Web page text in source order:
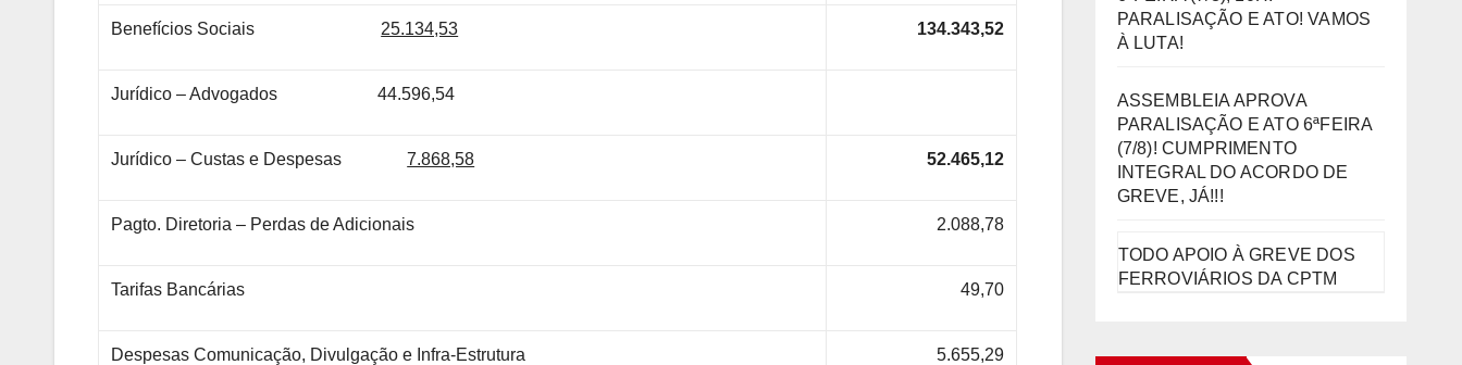
Benefícios Sociais 25.134,53 134.343,52
Jurídico – Advogados 44.596,54
Jurídico – Custas e Despesas7.868,58 52.465,12
Pagto. Diretoria – Perdas de Adicionais 2.088,78
Tarifas Bancárias 49,70
Despesas Comunicação, Divulgação e Infra-Estrutura 5.655,29
PARALISAÇÃO E ATO! VAMOS
À LUTA!
ASSEMBLEIA APROVA
PARALISAÇÃO E ATO 6ªFEIRA
(7/8)! CUMPRIMENTO
INTEGRAL DO ACORDO DE
GREVE, JÁ!!!
TODO APOIO À GREVE DOS
FERROVIÁRIOS DA CPTM